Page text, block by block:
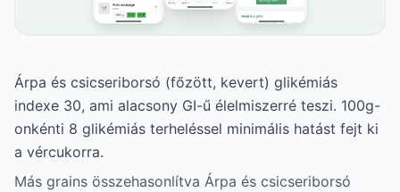
Árpa és csicseriborsó (főzött, kevert) glikémiás
indexe 30, ami alacsony GI-ű élelmiszerré teszi. 100g-
onkénti 8 glikémiás terheléssel minimális hatást fejt ki
a vércukorra.
Más grains összehasonlítva Árpa és csicseriborsó